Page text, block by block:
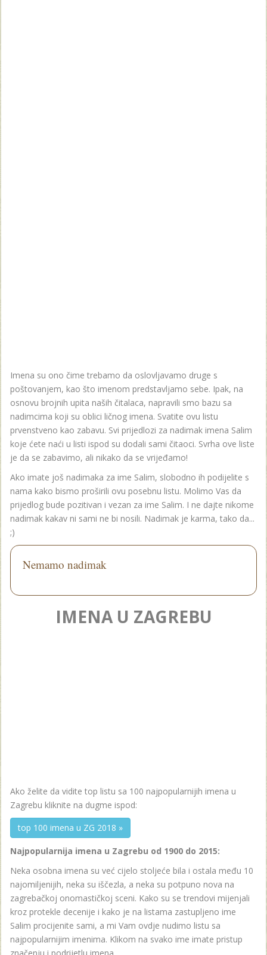
Imena su ono čime trebamo da oslovljavamo druge s
poštovanjem, kao što imenom predstavljamo sebe. Ipak, na
osnovu brojnih upita naših čitalaca, napravili smo bazu sa
nadimcima koji su oblici ličnog imena. Svatite ovu listu
prvenstveno kao zabavu. Svi prijedlozi za nadimak imena Salim
koje ćete naći u listi ispod su dodali sami čitaoci. Svrha ove liste
je da se zabavimo, ali nikako da se vrijeđamo!
Ako imate još nadimaka za ime Salim, slobodno ih podijelite s
nama kako bismo proširili ovu posebnu listu. Molimo Vas da
prijedlog bude pozitivan i vezan za ime Salim. I ne dajte nikome
nadimak kakav ni sami ne bi nosili. Nadimak je karma, tako da...
;)
Nemamo nadimak
IMENA U ZAGREBU
Ako želite da vidite top listu sa 100 najpopularnijih imena u
Zagrebu kliknite na dugme ispod:
top 100 imena u ZG 2018 »
Najpopularnija imena u Zagrebu od 1900 do 2015:
Neka osobna imena su već cijelo stoljeće bila i ostala među 10
najomiljenijih, neka su iščezla, a neka su potpuno nova na
zagrebačkoj onomastičkoj sceni. Kako su se trendovi mijenjali
kroz protekle decenije i kako je na listama zastupljeno ime
Salim procijenite sami, a mi Vam ovdje nudimo listu sa
najpopularnijim imenima. Klikom na svako ime imate pristup
značenju i podrijetlu imena